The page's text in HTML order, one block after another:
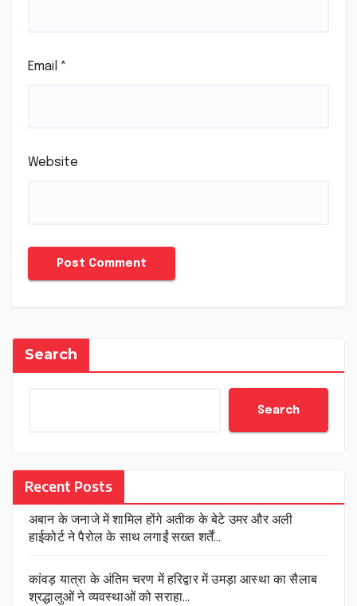
Email *
Website
Search
Search
Recent Posts
अबान के जनाजे में शामिल होंगे अतीक के बेटे उमर और अली
हाईकोर्ट ने पैरोल के साथ लगाईं सख्त शर्तें…
कांवड़ यात्रा के अंतिम चरण में हरिद्वार में उमड़ा आस्था का सैलाब
श्रद्धालुओं ने व्यवस्थाओं को सराहा…